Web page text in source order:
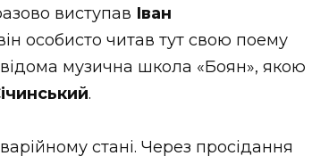
виступав Іван
особисто читав тут свою поему
відома музична школа «Боян», якою
.
стані. Через просідання